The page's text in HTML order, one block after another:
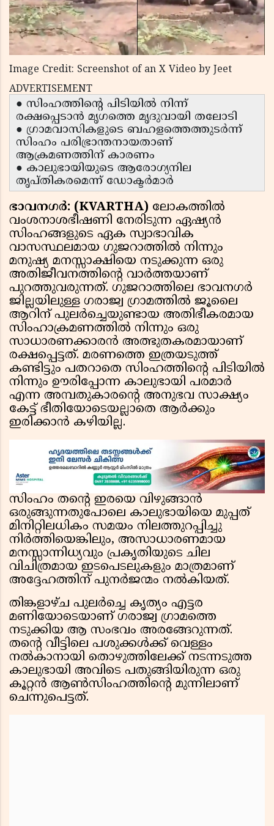
Image Credit: Screenshot of an X Video by Jeet
ADVERTISEMENT
● സിംഹത്തിന്റെ പിടിയിൽ നിന്ന്
രക്ഷപ്പെടാൻ മൃഗത്തെ മൃദുവായി തലോടി
● ഗ്രാമവാസികളുടെ ബഹളത്തെത്തുടർന്ന്
സിംഹം പരിഭ്രാന്തനായതാണ്
ആക്രമണത്തിന് കാരണം
● കാലുഭായിയുടെ ആരോഗ്യനില
തൃപ്തികരമെന്ന് ഡോക്ടർമാർ
ഭാവനഗർ: (KVARTHA) ലോകത്തിൽ
വംശനാശഭീഷണി നേരിടുന്ന ഏഷ്യൻ
സിംഹങ്ങളുടെ ഏക സ്വാഭാവിക
വാസസ്ഥലമായ ഗുജറാത്തിൽ നിന്നും
മനുഷ്യ മനസ്സാക്ഷിയെ നടുക്കുന്ന ഒരു
അതിജീവനത്തിന്റെ വാർത്തയാണ്
പുറത്തുവരുന്നത്. ഗുജറാത്തിലെ ഭാവനഗർ
ജില്ലയിലുള്ള ഗരാജ്വ ഗ്രാമത്തിൽ ജൂലൈ
ആറിന് പുലർച്ചെയുണ്ടായ അതിഭീകരമായ
സിംഹാക്രമണത്തിൽ നിന്നും ഒരു
സാധാരണക്കാരൻ അത്ഭുതകരമായാണ്
രക്ഷപ്പെട്ടത്. മരണത്തെ ഇത്രയടുത്ത്
കണ്ടിട്ടും പതറാതെ സിംഹത്തിന്റെ പിടിയിൽ
നിന്നും ഊരിപ്പോന്ന കാലുഭായി പരമാർ
എന്ന അമ്പതുകാരന്റെ അനുഭവ സാക്ഷ്യം
കേട്ട് ഭീതിയോടെയല്ലാതെ ആർക്കും
ഇരിക്കാൻ കഴിയില്ല.
സിംഹം തന്റെ ഇരയെ വിഴുങ്ങാൻ
ഒരുങ്ങുന്നതുപോലെ കാലുഭായിയെ മുപ്പത്
മിനിറ്റിലധികം സമയം നിലത്തുറപ്പിച്ചു
നിർത്തിയെങ്കിലും, അസാധാരണമായ
മനസ്സാന്നിധ്യവും പ്രകൃതിയുടെ ചില
വിചിത്രമായ ഇടപെടലുകളും മാത്രമാണ്
അദ്ദേഹത്തിന് പുനർജന്മം നൽകിയത്.
തിങ്കളാഴ്ച പുലർച്ചെ കൃത്യം എട്ടര
മണിയോടെയാണ് ഗരാജ്വ ഗ്രാമത്തെ
നടുക്കിയ ആ സംഭവം അരങ്ങേറുന്നത്.
തന്റെ വീട്ടിലെ പശുക്കൾക്ക് വെള്ളം
നൽകാനായി തൊഴുത്തിലേക്ക് നടന്നടുത്ത
കാലുഭായി അവിടെ പതുങ്ങിയിരുന്ന ഒരു
കൂറ്റൻ ആൺസിംഹത്തിന്റെ മുന്നിലാണ്
ചെന്നുപെട്ടത്.